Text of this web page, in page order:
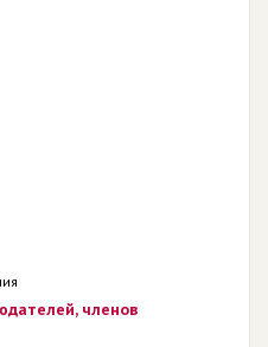
членов